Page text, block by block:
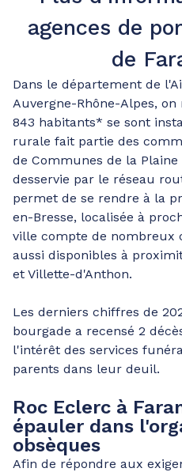
agences de
de
Dans le département de
Auvergne-Rhône-Alpes, on
843 habitants* se sont
rurale fait partie des
de Communes de la
desservie par le réseau
permet de se rendre à la
en-Bresse, localisée à
ville compte de nombreux
aussi disponibles à
et Villette-d'Anthon.
Les derniers chiffres de
bourgade a recensé 2
l'intérêt des services
parents dans leur deuil.
Roc Eclerc à
épauler dans
obsèques
Afin de répondre aux